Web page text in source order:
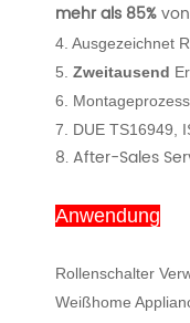
mehr als 85%
4. Ausgezeichnet
5. Zweitausend
6. Montageprozess
7. DUE TS16949,
8. After-Sales
Anwendung
Rollenschalter
Weißhome